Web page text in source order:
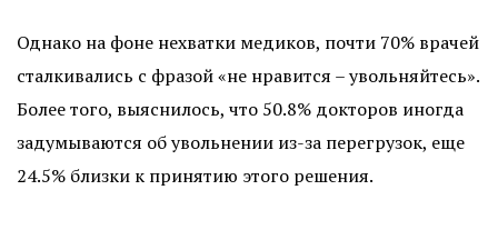
Однако на фоне нехватки медиков, почти 70% врачей
сталкивались с фразой «не нравится – увольняйтесь».
Более того, выяснилось, что 50.8% докторов иногда
задумываются об увольнении из-за перегрузок, еще
24.5% близки к принятию этого решения.